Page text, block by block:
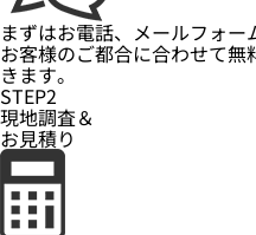
まずはお電話、メールフォー
お客様のご都合に合わせて
きます。
STEP2
現地調査＆
お見積り